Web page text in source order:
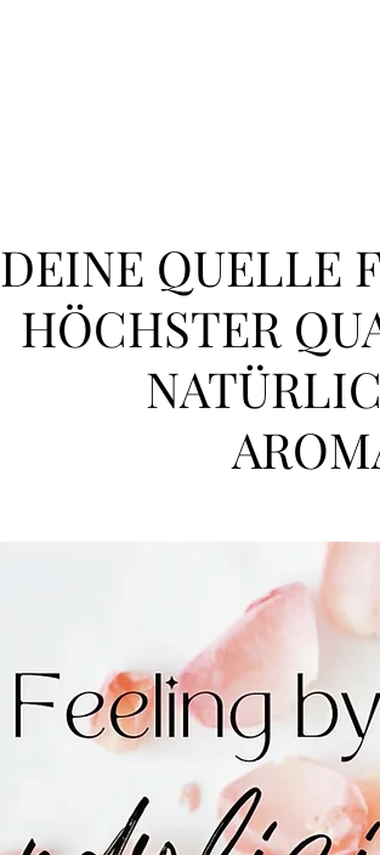
DEINE QUELLE
HÖCHSTER